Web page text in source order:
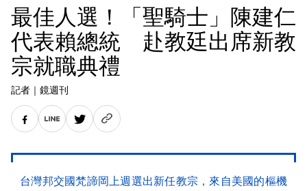
最佳人選！「聖騎士」陳建仁
代表賴總統 赴教廷出席新教
宗就職典禮
記者 ｜ 鏡週刊
台灣邦交國梵諦岡上週選出新任教宗，來自美國的樞機